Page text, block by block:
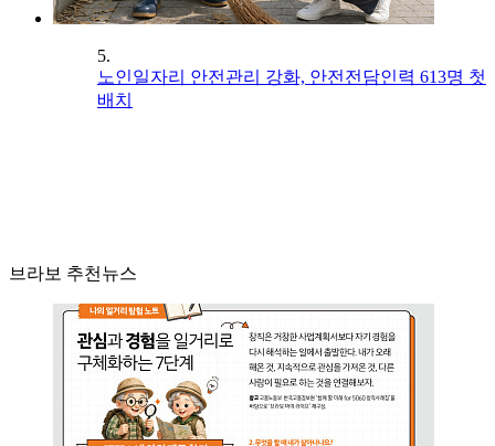
5.
노인일자리 안전관리 강화, 안전전담인력 613명 첫
배치
브라보 추천뉴스